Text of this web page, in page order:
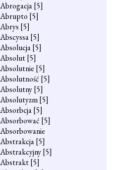
Abrogacja[5]
Abrupto [5]
Abrys [5]
Abscyssa[5]
Absolucja[5]
Absolut[5]
Absolutnie [5]
Absolutność [5]
Absolutny[5]
Absolutyzm[5]
Absorbcja[5]
Absorbować [5]
Absorbowanie
Abstrakcja[5]
Abstrakcyjny[5]
Abstrakt[5]